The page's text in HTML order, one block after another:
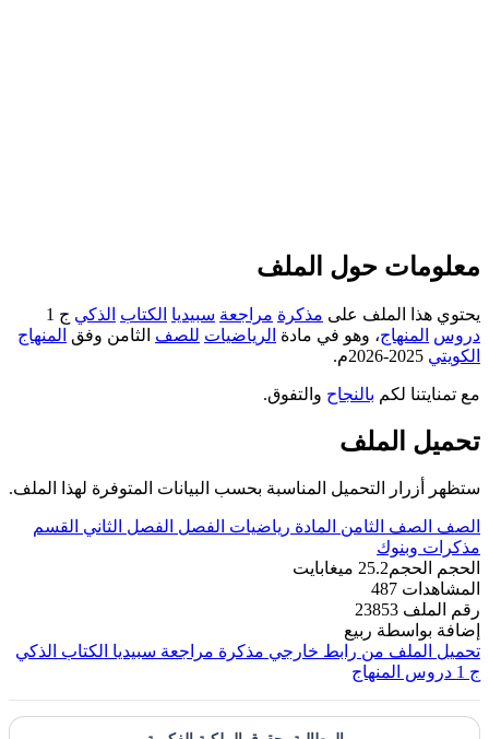
معلومات حول الملف
يحتوي هذا الملف على مذكرة مراجعة سبيديا الكتاب الذكيج 1
دروس
المنهاج، وهو في مادة الرياضيات للصفالثامن وفق المنهاج
الكويتي2025-2026م.
مع تمنايتنا لكم بالنجاحوالتفوق.
تحميل الملف
ستظهر أزرار التحميل المناسبة بحسب البيانات المتوفرة لهذا الملف.
الصف الصف الثامن المادة رياضيات الفصل الفصل الثاني
القسم
مذكرات وبنوك
الحجم
الحجم25.2 ميغابايت
المشاهدات 487
رقم الملف 23853
إضافة بواسطة ربيع
تحميل الملف من رابط خارجي مذكرة مراجعة سبيديا الكتاب الذكي
ج 1 دروس المنهاج